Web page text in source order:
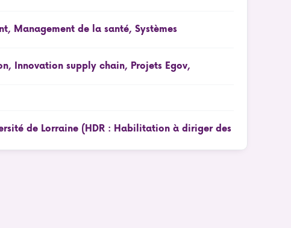
Management de la santé, Systèmes
Innovation supply chain, Projets Egov,
de Lorraine (HDR : Habilitation à diriger des